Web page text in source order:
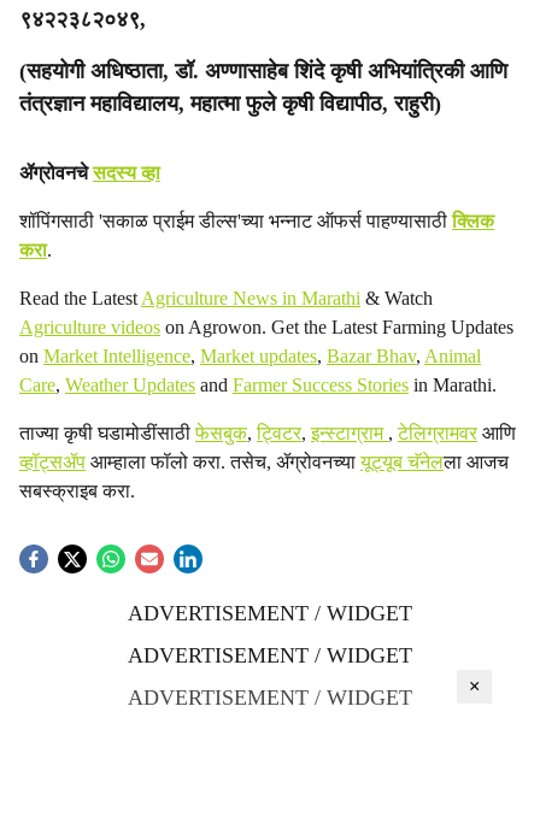
९४२२३८२०४९,
(सहयोगी अधिष्ठाता, डॉ. अण्णासाहेब शिंदे कृषी अभियांत्रिकी आणि
तंत्रज्ञान महाविद्यालय, महात्मा फुले कृषी विद्यापीठ, राहुरी)
ॲग्रोवनचेसदस्य व्हा
शॉपिंगसाठी 'सकाळ प्राईम डील्स'च्या भन्नाट ऑफर्स पाहण्यासाठीक्लिक
करा.
Read the Latest Agriculture News in Marathi & Watch
Agriculture videos on Agrowon. Get the Latest Farming Updates
on Market Intelligence, Market updates, Bazar Bhav, Animal
Care, Weather Updates and Farmer Success Stories in Marathi.
ताज्या कृषी घडामोडींसाठीफेसबुक,ट्विटर,इन्स्टाग्राम ,टेलिग्रामवरआणि
व्हॉट्सॲप आम्हाला फॉलो करा. तसेच, ॲग्रोवनच्यायूट्यूब चॅनेलला आजच
सबस्क्राइब करा.
ADVERTISEMENT / WIDGET
ADVERTISEMENT / WIDGET
ADVERTISEMENT / WIDGET
×